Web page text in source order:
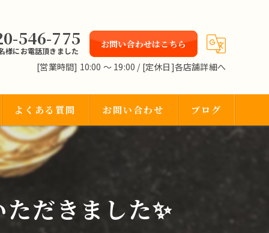
546-775
様にお電話頂きました
お問い合わせはこちら
[営業時間] 10:00 〜 19:00 / [定休日]各店舗詳細へ
よくある質問 お問い合わせ ブログ
だきました✨